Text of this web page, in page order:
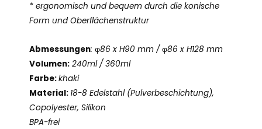
* ergonomisch und bequem durch die konische
Form und Oberflächenstruktur
Abmessungen: φ86 x H90 mm / φ86 x H128 mm
Volumen: 240ml / 360ml
Farbe:khaki
Material: 18-8 Edelstahl (Pulverbeschichtung),
Copolyester, Silikon
BPA-frei